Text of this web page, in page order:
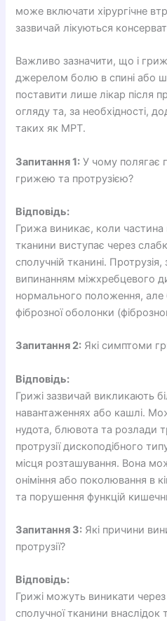
може включати хірургічне
зазвичай лікуються
Важливо зазначити, що і
джерелом болю в спині або
поставити лише лікар після
огляду та, за необхідності,
таких як МРТ.
Запитання 1: У чому полягає
грижею та протрузією?
Відповідь:
Грижа виникає, коли частина
тканини виступає через
сполучній тканині.
випинанням міжхребцевого
нормального положення, але
фіброзної оболонки
Запитання 2: Які симптоми
Відповідь:
Грижі зазвичай викликають
навантаженнях або кашлі.
нудота, блювота та розлади
протрузії дископодібного
місця розташування. Вона
оніміння або поколювання в
та порушення функцій
Запитання 3: Які причини
протрузії?
Відповідь:
Грижі можуть виникати
сполучної тканини